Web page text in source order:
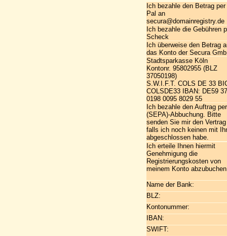
Ich bezahle den Betrag
Pal an
secura@domainregistry.de
Ich bezahle die Gebühren
Scheck
Ich überweise den Betrag
das Konto der Secura
Stadtsparkasse Köln
Kontonr. 95802955 (BLZ
37050198)
S.W.I.F.T. COLS DE 33
COLSDE33 IBAN: DE59
0198 0095 8029 55
Ich bezahle den Auftrag per
(SEPA)-Abbuchung. Bitte
senden Sie mir den
falls ich noch keinen mit
abgeschlossen habe.
Ich erteile Ihnen hiermit
Genehmigung die
Registrierungskosten von
meinem Konto
Name der Bank:
BLZ:
Kontonummer:
IBAN:
SWIFT: